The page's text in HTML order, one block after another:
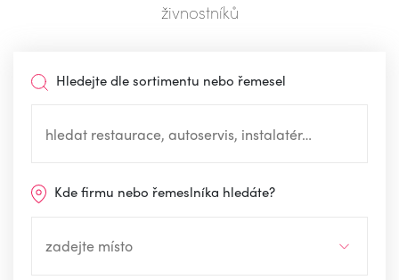
živnostníků
Hledejte dle sortimentu nebo řemesel
Kde firmu nebo řemeslníka hledáte?